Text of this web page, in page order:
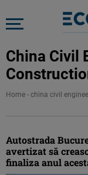
China Civil
Home - china civil
Autostrada
avertizat să
finaliza anul